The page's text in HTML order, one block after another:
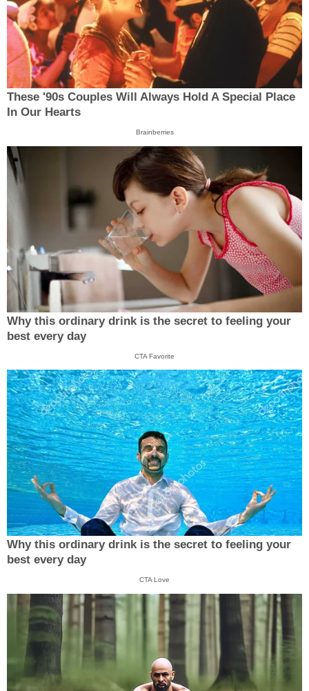
These '90s Couples Will Always Hold A Special Place
In Our Hearts
Brainberries
Why this ordinary drink is the secret to feeling your
best every day
CTA Favorite
Why this ordinary drink is the secret to feeling your
best every day
CTA Love